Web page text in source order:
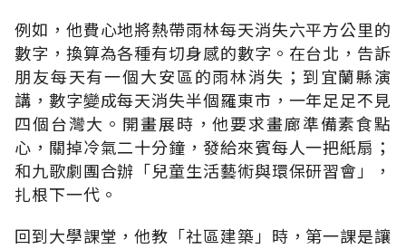
例如，他費心地將熱帶雨林每天消失六平方公里的
數字，換算為各種有切身感的數字。在台北，告訴
朋友每天有一個大安區的雨林消失；到宜蘭縣演
講，數字變成每天消失半個羅東市，一年足足不見
四個台灣大。開畫展時，他要求畫廊準備素食點
心，關掉冷氣二十分鐘，發給來賓每人一把紙扇；
和九歌劇團合辦「兒童生活藝術與環保研習會」，
扎根下一代。
回到大學課堂，他教「社區建築」時，第一課是讓